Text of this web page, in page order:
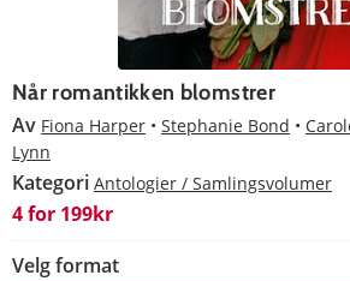
Når romantikken blomstrer
Av Fiona Harper Stephanie Bond
Lynn
Kategori Antologier / Samlingsvolumer
4 for 199kr
Velg format